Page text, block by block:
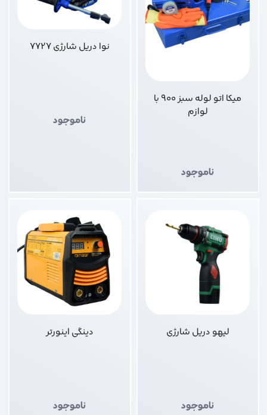
میکا اتو لوله سبز 900 با
لوازم
ناموجود
نوا دریل شارژی 7727
ناموجود
لیهو دریل شارژی
ناموجود
دینگی اینورتر
ناموجود